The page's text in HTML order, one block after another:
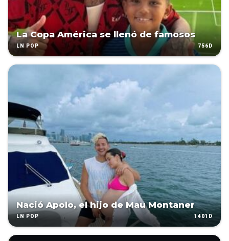
La Copa América se llenó de famosos
LN POP 756D
Nació Apolo, el hijo de Mau Montaner
LN POP 1401D